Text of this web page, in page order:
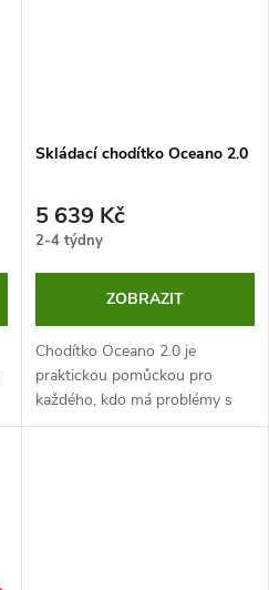
Skládací chodítko Oceano 2.0
5 639 Kč
2-4 týdny
ZOBRAZIT
Chodítko Oceano 2.0 je
praktickou pomůckou pro
každého, kdo má problémy s
pohybovým aparátem. Díky